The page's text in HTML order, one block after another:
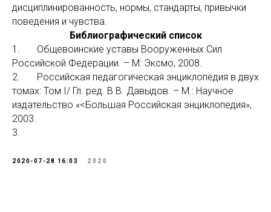
дисциплинированность, нормы, стандарты, привычки
поведения и чувства.
Библиографический список
1. Общевоинские уставы Вооруженных Сил
Российской Федерации. – М: Эксмо, 2008.
2. Российская педагогическая энциклопедия в двух
томах: Том I/ Гл. ред. В.В. Давыдов. – М.: Научное
издательство «<Большая Российская энциклопедия»,
2003.
3.
2020-07-28 16:03 2020